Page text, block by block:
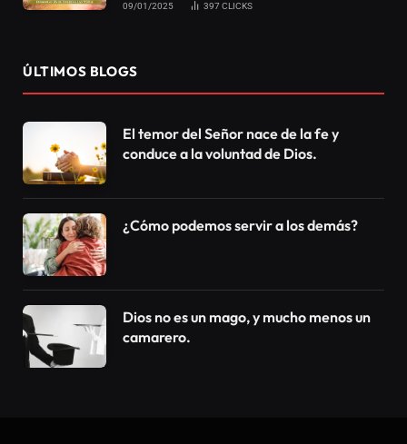
Se estima que la palabra selfie (que significa,
básicamente, sacar una foto de sí mismo) ya era
usada en otros países a principios del 2000. Pero, en